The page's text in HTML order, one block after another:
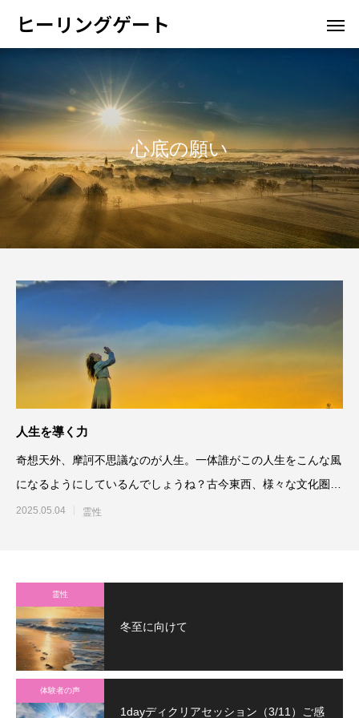
ヒーリングゲート
心底の願い
人生を導く力
奇想天外、摩訶不思議なのが人生。一体誰がこの人生をこんな風
になるようにしているんでしょうね？古今東西、様々な文化圏で
その理由が解釈
2025.05.04 霊性
霊性
冬至に向けて
体験者の声
1dayディクリアセッション（3/11）ご感